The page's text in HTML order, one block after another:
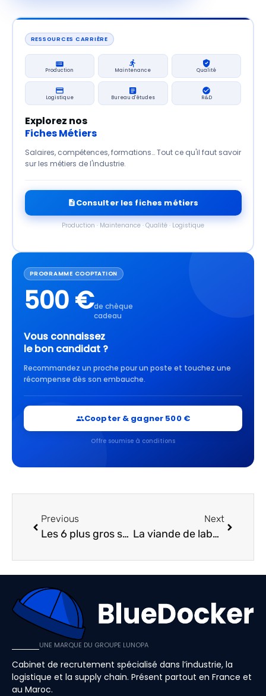
RESSOURCES CARRIÈRE
Production Maintenance Qualité
Logistique Bureau d'études R&D
Explorez nos
Fiches Métiers
Salaires, compétences, formations… Tout ce qu'il faut savoir
sur les métiers de l'industrie.
Consulter les fiches métiers
Production · Maintenance · Qualité · Logistique
PROGRAMME COOPTATION
500 €de chèque
cadeau
Vous connaissez
le bon candidat ?
Recommandez un proche pour un poste et touchez une
récompense dès son embauche.
Coopter & gagner 500 €
Offre soumise à conditions
Previous
Les 6 plus gros scandales de l’industrie alimentaire
Next
La viande de laboratoire, un avenir végan ?
UNE MARQUE DU GROUPE LUNOPA
Cabinet de recrutement spécialisé dans l’industrie, la
logistique et la supply chain. Présent partout en France et
au Maroc.